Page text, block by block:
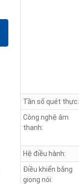
Tần số quét thực:
Công nghệ âm
thanh:
Hệ điều hành:
Điều khiển bằng
giọng nói: